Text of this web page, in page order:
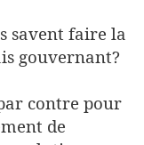
savent faire la
gouvernant?
contre pour
de